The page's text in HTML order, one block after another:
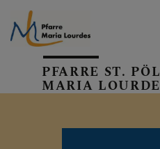
EMAIL AN
PFARRE ST.
MARIA